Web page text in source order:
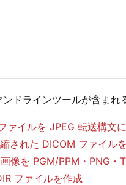
ドラインツールが含まれ
イルを JPEG 転送構文
された DICOM ファイル
像を PGM/PPM・PNG・
ファイルを作成